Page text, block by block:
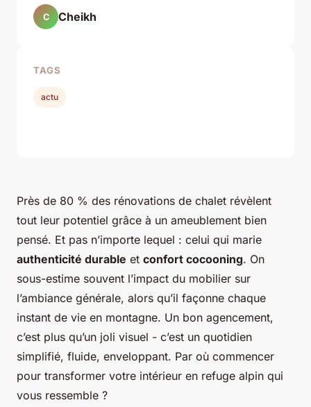
Près de 80 % des rénovations de chalet révèlent
tout leur potentiel grâce à un ameublement bien
pensé. Et pas n’importe lequel : celui qui marie
authenticité durable et confort cocooning. On
sous-estime souvent l’impact du mobilier sur
l’ambiance générale, alors qu’il façonne chaque
instant de vie en montagne. Un bon agencement,
c’est plus qu’un joli visuel - c’est un quotidien
simplifié, fluide, enveloppant. Par où commencer
pour transformer votre intérieur en refuge alpin qui
vous ressemble ?
C Cheikh
TAGS
actu